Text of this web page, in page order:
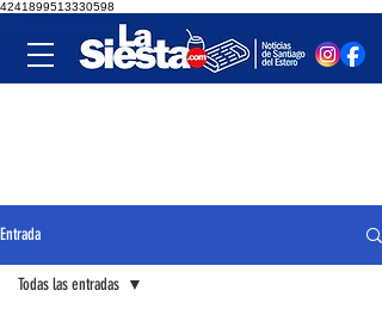
4241899513330598
Entrada
Todas las entradas